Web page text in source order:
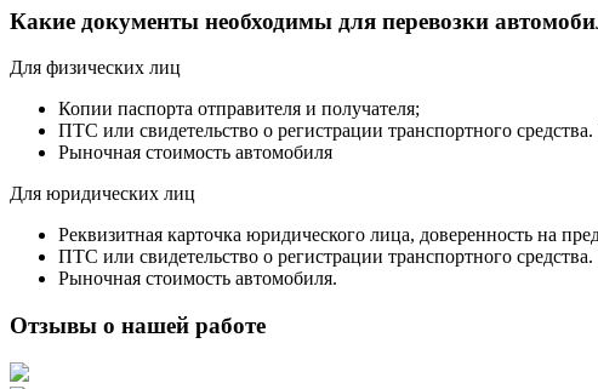
Какие документы необходимы для перевозки
Для физических лиц
Копии паспорта отправителя и получателя;
ПТС или свидетельство о регистрации транспортного
Рыночная стоимость автомобиля
Для юридических лиц
Реквизитная карточка юридического лица, доверенность на
ПТС или свидетельство о регистрации транспортного
Рыночная стоимость автомобиля.
Отзывы о нашей работе